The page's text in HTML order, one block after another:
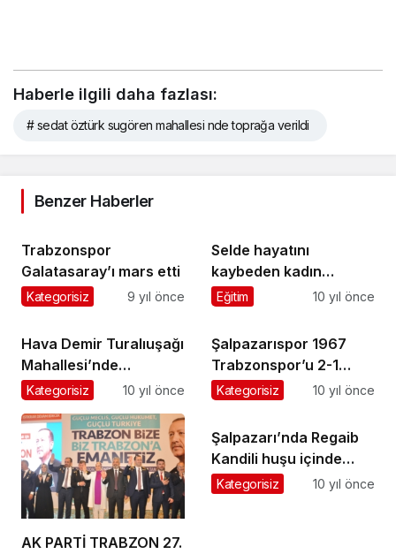
Haberle ilgili daha fazlası:
# sedat öztürk sugören mahallesi nde toprağa verildi
Benzer Haberler
Trabzonspor
Galatasaray’ı mars etti
Kategorisiz 9 yıl önce
Selde hayatını
kaybeden kadın
Doğancı’da toprağa
Eğitim 10 yıl önce
Hava Demir Turalıuşağı
Mahallesi’nde
ebediyete uğurlandı
Kategorisiz 10 yıl önce
Şalpazarıspor 1967
Trabzonspor’u 2-1
yendi
Kategorisiz 10 yıl önce
AK PARTİ TRABZON 27.
Şalpazarı’nda Regaib
Kandili huşu içinde
kutlandı
Kategorisiz 10 yıl önce